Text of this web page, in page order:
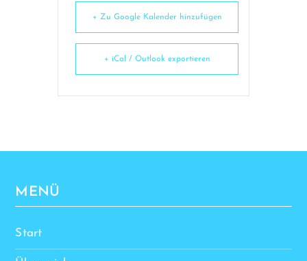
+ Zu Google Kalender hinzufügen
+ iCal / Outlook exportieren
MENÜ
Start